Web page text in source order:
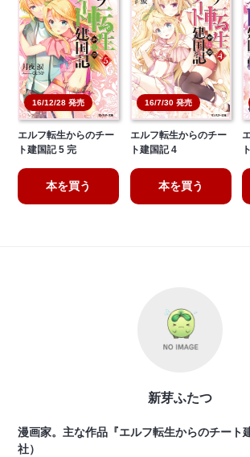
16/12/28 発売
エルフ転生からのチー
ト建国記 5 完
本を買う
16/7/30 発売
エルフ転生からのチー
ト建国記 4
本を買う
新芽ふたつ
漫画家。主な作品『エルフ転生からのチート
社）